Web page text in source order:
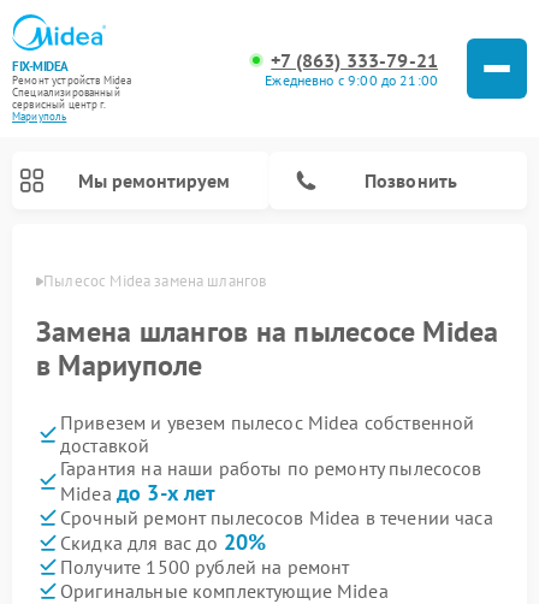
FIX-MIDEA
Ремонт устройств Midea
Специализированный
cервисный центр г.
Мариуполь
+7 (863) 333-79-21
Ежедневно с 9:00 до 21:00
Мы ремонтируем Позвонить
Пылесос Midea замена шлангов
Замена шлангов на пылесосе Midea
в Мариуполе
Привезем и увезем пылесос Midea собственной
доставкой
Гарантия на наши работы по ремонту пылесосов
Midea до 3-х лет
Срочный ремонт пылесосов Midea в течении часа
Скидка для вас до 20%
Получите 1500 рублей на ремонт
Оригинальные комплектующие Midea